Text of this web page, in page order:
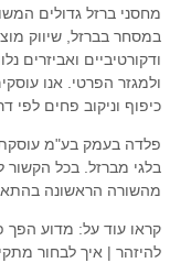
מחסני ברזל גדולים
במסחר בברזל, שיווק
ודקורטיביים ואביזרים
ולמגזר הפרטי. אנו
כיפוף וניקוב פחים לפי
פלדה בעמק בע"מ
בלגי מברזל. בכל הקשור
מהשורה הראשונה
קראו עוד על: מדוע הפך
להיזהר | איך לבחור